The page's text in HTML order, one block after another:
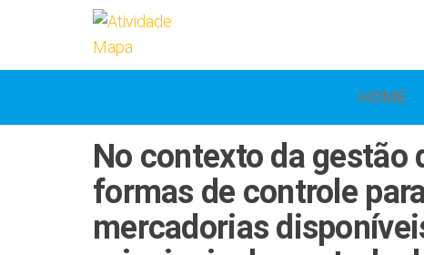
HOME
No contexto da gestão
formas de controle
mercadorias